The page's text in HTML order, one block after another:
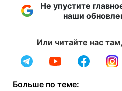
Не упустите
наши
Или читайте нас
Больше по теме: